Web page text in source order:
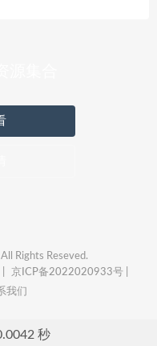
Rights Reseved.
京ICP备2022020933号 |
我们
秒